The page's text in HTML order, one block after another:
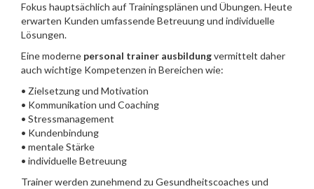
Fokus hauptsächlich auf Trainingsplänen und Übungen. Heute
erwarten Kunden umfassende Betreuung und individuelle
Lösungen.
Eine moderne personal trainer ausbildungvermittelt daher
auch wichtige Kompetenzen in Bereichen wie:
• Zielsetzung und Motivation
• Kommunikation und Coaching
• Stressmanagement
• Kundenbindung
• mentale Stärke
• individuelle Betreuung
Trainer werden zunehmend zu Gesundheitscoaches und